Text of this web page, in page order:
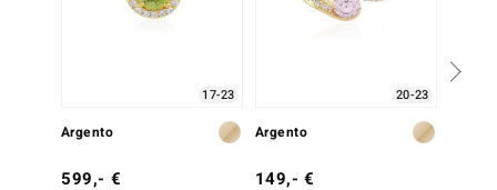
17-23
Argento
599,- €
20-23
Argento
149,- €